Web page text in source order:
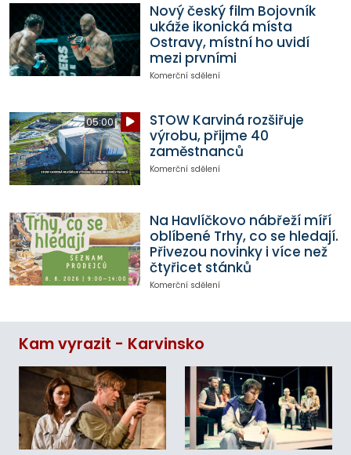
Nový český film Bojovník
ukáže ikonická místa
Ostravy, místní ho uvidí
mezi prvními
Komerční sdělení
05:00
STOW Karviná rozšiřuje
výrobu, přijme 40
zaměstnanců
Komerční sdělení
Na Havlíčkovo nábřeží míří
oblíbené Trhy, co se hledají.
Přivezou novinky i více než
čtyřicet stánků
Komerční sdělení
Kam vyrazit - Karvinsko